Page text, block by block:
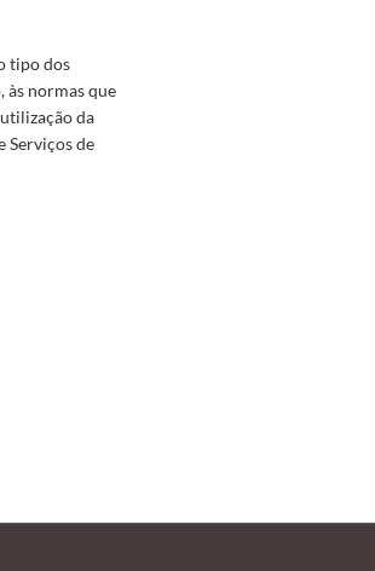
tipo dos
às normas que
da
Serviços de